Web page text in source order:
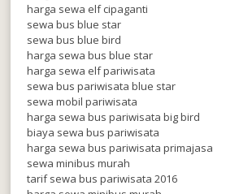
harga sewa elf cipaganti
sewa bus blue star
sewa bus blue bird
harga sewa bus blue star
harga sewa elf pariwisata
sewa bus pariwisata blue star
sewa mobil pariwisata
harga sewa bus pariwisata big bird
biaya sewa bus pariwisata
harga sewa bus pariwisata primajasa
sewa minibus murah
tarif sewa bus pariwisata 2016